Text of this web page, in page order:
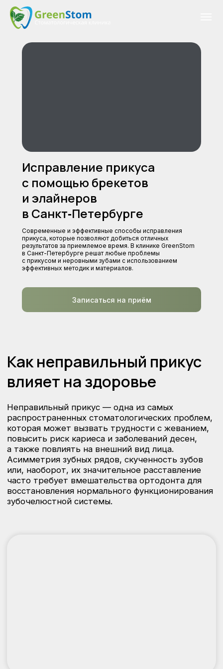
Исправление прикуса
с помощью брекетов
и элайнеров
в Санкт‑Петербурге
Современные и эффективные способы исправления
прикуса, которые позволяют добиться отличных
результатов за приемлемое время. В клинике GreenStom
в Санкт-Петербурге решат любые проблемы
с прикусом и неровными зубами с использованием
эффективных методик и материалов.
Записаться на приём
Неправильный прикус — одна из самых
распространенных стоматологических проблем,
которая может вызвать трудности с жеванием,
повысить риск кариеса и заболеваний десен,
зубочелюстной системы.
Как неправильный прикус
влияет на здоровье